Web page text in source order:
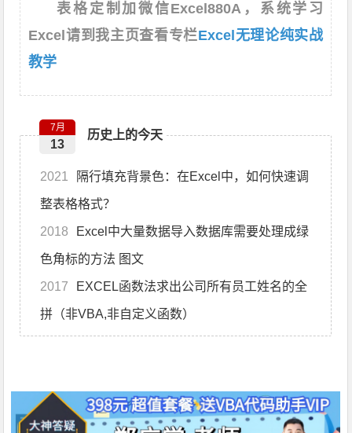
表格定制加微信Excel880A，系统学习
Excel请到我主页查看专栏Excel无理论纯实战
教学
历史上的今天
7月
13
2021 隔行填充背景色：在Excel中，如何快速调
整表格格式？
2018 Excel中大量数据导入数据库需要处理成绿
色角标的方法 图文
2017 EXCEL函数法求出公司所有员工姓名的全
拼（非VBA,非自定义函数）